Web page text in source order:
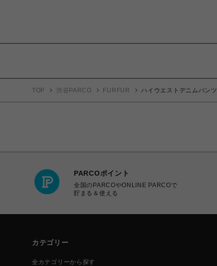
TOP 渋谷PARCO FURFUR ハイウエストデニムパンツ
PARCOポイント
全国のPARCOやONLINE PARCOで
貯まる＆使える
カテゴリー
全カテゴリーから探す